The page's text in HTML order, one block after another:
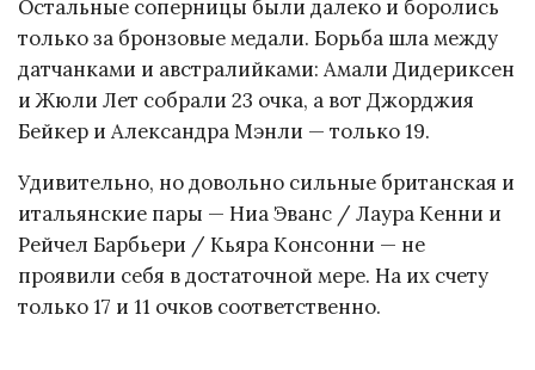
Остальные соперницы были далеко и боролись
только за бронзовые медали. Борьба шла между
датчанками и австралийками: Амали Дидериксен
и Жюли Лет собрали 23 очка, а вот Джорджия
Бейкер и Александра Мэнли — только 19.
Удивительно, но довольно сильные британская и
итальянские пары — Ниа Эванс / Лаура Кенни и
Рейчел Барбьери / Кьяра Консонни — не
проявили себя в достаточной мере. На их счету
только 17 и 11 очков соответственно.